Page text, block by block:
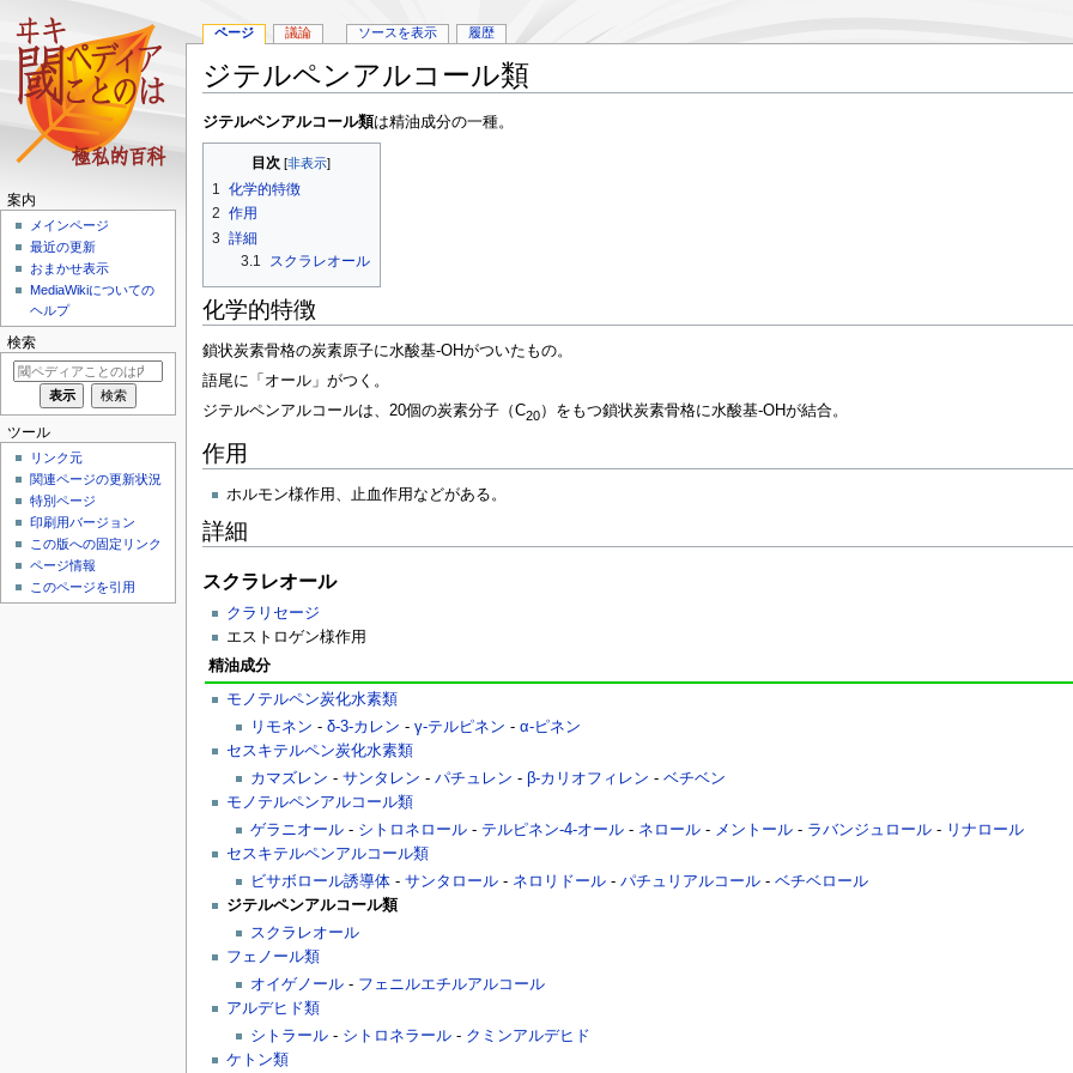
ジテルペンアルコール類
ナ
ビ
ー
シ
ョ
移
動
検
索
移
動
ジテルペンアルコール類は精油成分の一種。
目次
1 化学的特徴
2 作用
3 詳細
3.1
スクラレオール
化学的特徴
鎖状炭素骨格の炭素原子に水酸基-OHがついたもの。
語尾に「オール」がつく。
ジテルペンアルコールは、20個の炭素分子（C20）をもつ鎖状炭素骨格に水酸基-OHが結合。
作用
ホルモン様作用、止血作用などがある。
詳細
スクラレオール
クラリセージ
エストロゲン様作用
精油成分
モノテルペン炭化水素類
リモネン -δ-3-カレン -γ-テルピネン -α-ピネン
セスキテルペン炭化水素類
カマズレン -サンタレン -パチュレン -β-カリオフィレン -ベチベン
モノテルペンアルコール類
ゲラニオール - シトロネロール - テルピネン-4-オール - ネロール - メントール - ラバンジュロール - リナロール
セスキテルペンアルコール類
ビサボロール誘導体 -サンタロール - ネロリドール -パチュリアルコール -ベチベロール
ジテルペンアルコール類
スクラレオール
フェノール類
オイゲノール - フェニルエチルアルコール
アルデヒド類
シトラール - シトロネラール - クミンアルデヒド
ケトン類
ページ 議論 ソースを表示 履歴
案内
メインページ
最近の更新
おまかせ表示
MediaWikiについての
ヘルプ
検索
ツール
リンク元
関連ページの更新状況
特別ページ
印刷用バージョン
この版への固定リンク
ページ情報
このページを引用